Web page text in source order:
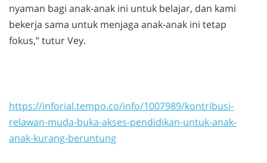
nyaman bagi anak-anak ini untuk belajar, dan kami
bekerja sama untuk menjaga anak-anak ini tetap
fokus,” tutur Vey.
https://inforial.tempo.co/info/1007989/kontribusi-
relawan-muda-buka-akses-pendidikan-untuk-anak-
anak-kurang-beruntung